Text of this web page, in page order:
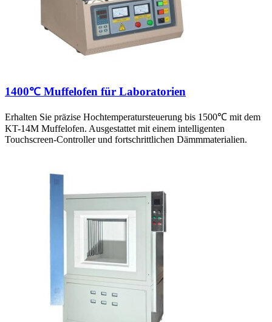
1400℃ Muffelofen für Laboratorien
Erhalten Sie präzise Hochtemperatursteuerung bis 1500℃ mit dem
KT-14M Muffelofen. Ausgestattet mit einem intelligenten
Touchscreen-Controller und fortschrittlichen Dämmmaterialien.